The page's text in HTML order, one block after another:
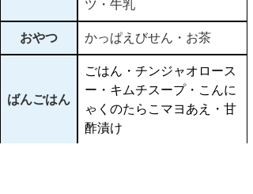
ツ・牛乳
おやつ かっぱえびせん・お茶
ばんごはん
ごはん・チンジャオロース
ー・キムチスープ・こんに
ゃくのたらこマヨあえ・甘
酢漬け